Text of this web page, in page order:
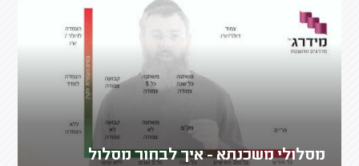
מסלולי משכנתא - איך לבחור מסלול